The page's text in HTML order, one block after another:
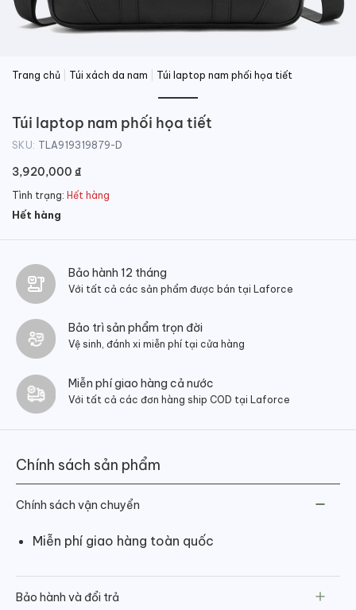
Trang chủ Túi xách da nam Túi laptop nam phối họa tiết
Túi laptop nam phối họa tiết
SKU: TLA919319879-D
3,920,000 ₫
Tình trạng: Hết hàng
Hết hàng
Bảo hành 12 tháng
Với tất cả các sản phẩm được bán tại Laforce
Bảo trì sản phẩm trọn đời
Vệ sinh, đánh xi miễn phí tại cửa hàng
Miễn phí giao hàng cả nước
Với tất cả các đơn hàng ship COD tại Laforce
Chính sách sản phẩm
Chính sách vận chuyển
Miễn phí giao hàng toàn quốc
Bảo hành và đổi trả